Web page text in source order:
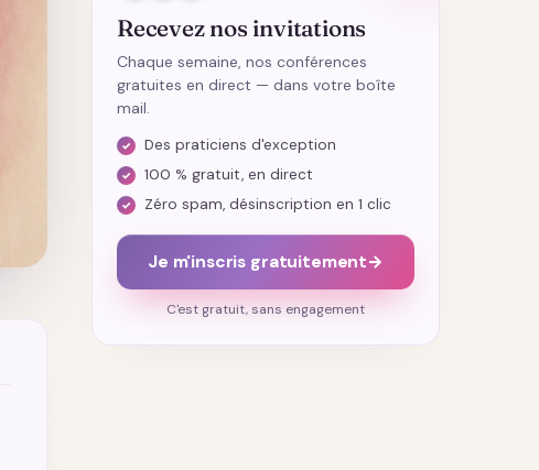
Recevez nos invitations
Chaque semaine, nos conférences
gratuites en direct — dans votre boîte
mail.
Des praticiens d'exception
100 % gratuit, en direct
Zéro spam, désinscription en 1 clic
Je m'inscris gratuitement→
C'est gratuit, sans engagement